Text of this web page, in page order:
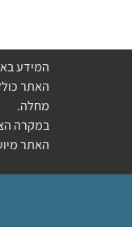
המידע
האתר
מחלה.
במקרה
האתר